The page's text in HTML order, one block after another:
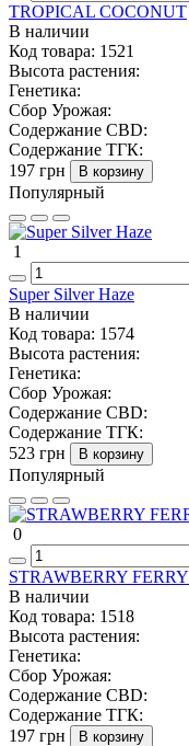
TROPICAL COCONUT
В наличии
Код товара: 1521
Высота растения:
Генетика:
Сбор Урожая:
Содержание CBD:
Содержание ТГК:
197 грн
В корзину
Популярный
1
Super Silver Haze
В наличии
Код товара: 1574
Высота растения:
Генетика:
Сбор Урожая:
Содержание CBD:
Содержание ТГК:
523 грн
В корзину
Популярный
0
STRAWBERRY FERRY
В наличии
Код товара: 1518
Высота растения:
Генетика:
Сбор Урожая:
Содержание CBD:
Содержание ТГК:
197 грн
В корзину